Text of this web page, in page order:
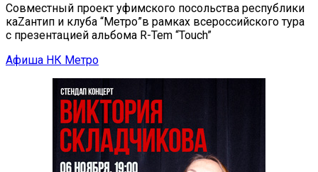
Совместный проект уфимского посольства республики
каZантип и клуба “Метро”в рамках всероссийского тура
с презентацией альбома R-Tem “Touch”
Афиша НК Метро